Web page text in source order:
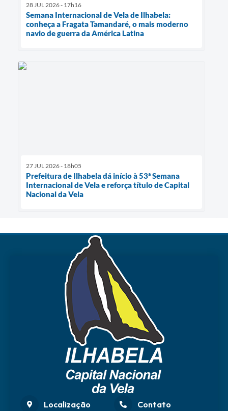
28 JUL 2026 - 17h16
Semana Internacional de Vela de Ilhabela:
conheça a Fragata Tamandaré, o mais moderno
navio de guerra da América Latina
27 JUL 2026 - 18h05
Prefeitura de Ilhabela dá início à 53ª Semana
Internacional de Vela e reforça título de Capital
Nacional da Vela
Localização Contato